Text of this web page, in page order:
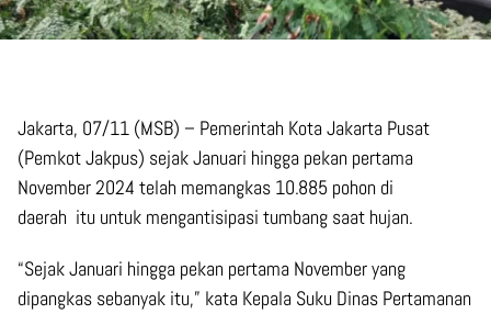
Jakarta, 07/11 (MSB) – Pemerintah Kota Jakarta Pusat
(Pemkot Jakpus) sejak Januari hingga pekan pertama
November 2024 telah memangkas 10.885 pohon di
daerah itu untuk mengantisipasi tumbang saat hujan.
“Sejak Januari hingga pekan pertama November yang
dipangkas sebanyak itu,” kata Kepala Suku Dinas Pertamanan